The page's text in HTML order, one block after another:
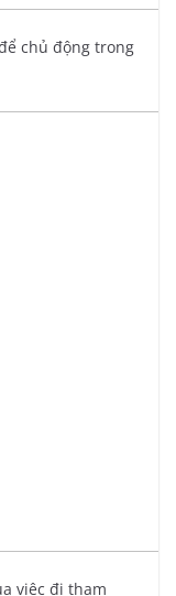
chủ động trong
việc đi tham